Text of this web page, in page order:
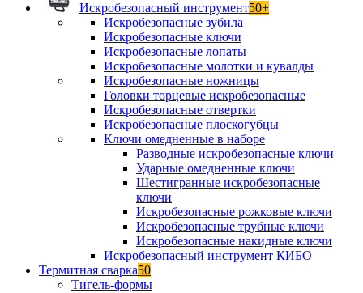
Искробезопасный инструмент50+
Искробезопасные зубила
Искробезопасные ключи
Искробезопасные лопаты
Искробезопасные молотки и кувалды
Искробезопасные ножницы
Головки торцевые искробезопасные
Искробезопасные отвертки
Искробезопасные плоскогубцы
Ключи омедненные в наборе
Разводные искробезопасные ключи
Ударные омедненные ключи
Шестигранные искробезопасные
ключи
Искробезопасные рожковые ключи
Искробезопасные трубные ключи
Искробезопасные накидные ключи
Искробезопасный инструмент КИБО
Термитная сварка50
Тигель-формы